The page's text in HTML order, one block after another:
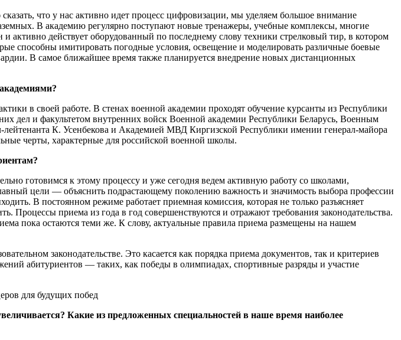
что у нас активно идет процесс цифровизации, мы уделяем большое внимание
В академию регулярно поступают новые тренажеры, учебные комплексы, многие
активно действует оборудованный по последнему слову техники стрелковый тир, в котором
способны имитировать погодные условия, освещение и моделировать различные боевые
В самое ближайшее время также планируется внедрение новых дистанционных
в своей работе. В стенах военной академии проходят обучение курсанты из Республики
дел и факультетом внутренних войск Военной академии Республики Беларусь, Военным
К. Усенбекова и Академией МВД Киргизской Республики имении генерал-майора
черты, характерные для российской военной школы.
готовимся к этому процессу и уже сегодня ведем активную работу со школами,
цели — объяснить подрастающему поколению важность и значимость выбора профессии
В постоянном режиме работает приемная комиссия, которая не только разъясняет
приема из года в год совершенствуются и отражают требования законодательства.
пока остаются теми же. К слову, актуальные правила приема размещены на нашем
законодательстве. Это касается как порядка приема документов, так и критериев
абитуриентов — таких, как победы в олимпиадах, спортивные разряды и участие
Какие из предложенных специальностей в наше время наиболее